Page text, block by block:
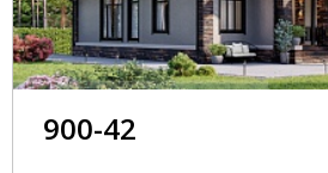
900-42